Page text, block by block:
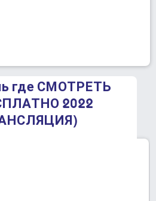
где СМОТРЕТЬ
2022